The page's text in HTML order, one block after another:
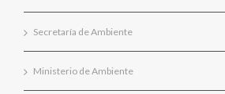
Secretaría de Ambiente
Ministerio de Ambiente